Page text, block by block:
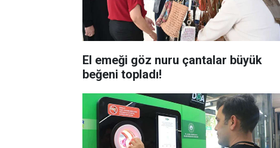
El emeği göz nuru çantalar büyük
beğeni topladı!